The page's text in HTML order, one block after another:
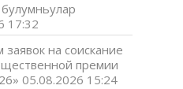
17:32
на соискание
премии
05.08.2026 15:24